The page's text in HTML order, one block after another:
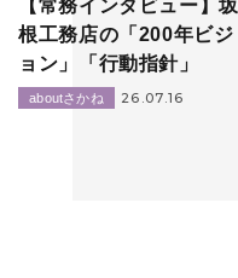
【常務インタビュー】坂
根工務店の「200年ビジ
ョン」「行動指針」
aboutさかね 26.07.16